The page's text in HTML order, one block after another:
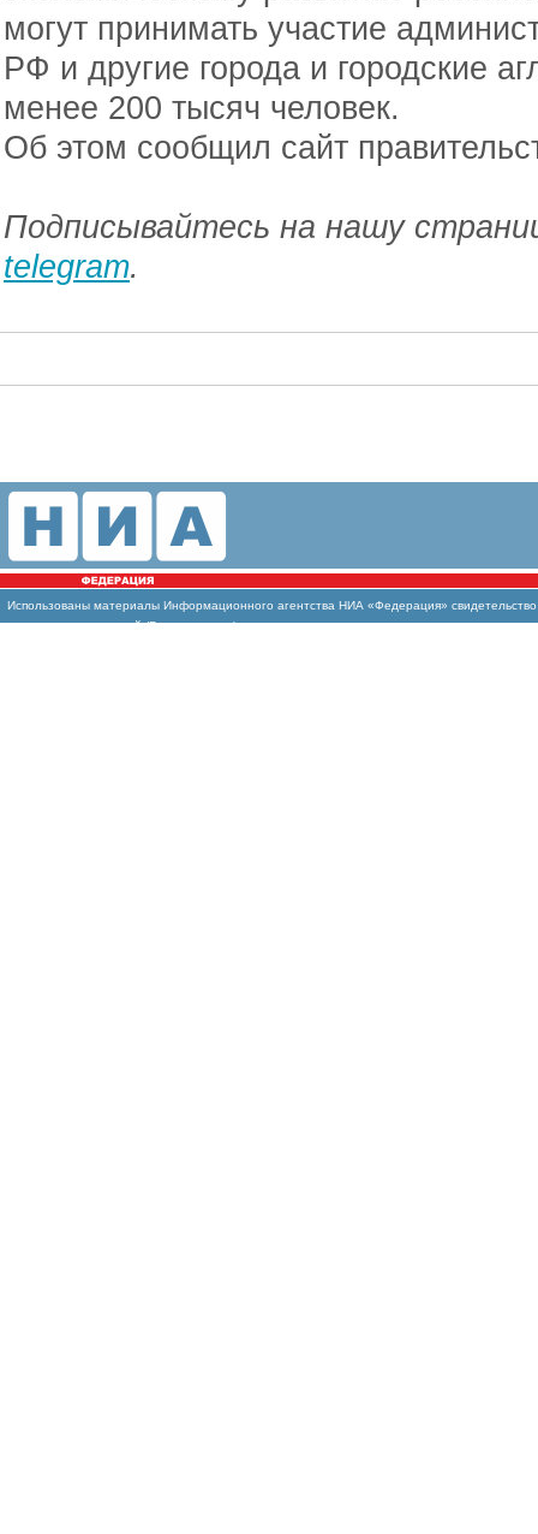
могут принимать участие
РФ и другие города и городские
менее 200 тысяч человек.
Об этом сообщил сайт
Подписывайтесь на нашу
telegram.
Использованы материалы Информационного агентства НИА «Федерация»
массовых коммуникаций (Роскомнадзор)